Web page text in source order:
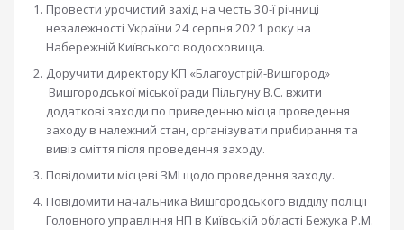
Провести урочистий захід на честь 30-ї річниці
незалежності України 24 серпня 2021 року на
Набережній Київського водосховища.
Доручити директору КП «Благоустрій-Вишгород»
Вишгородської міської ради Пільгуну В.С. вжити
додаткові заходи по приведенню місця проведення
заходу в належний стан, організувати прибирання та
вивіз сміття після проведення заходу.
Повідомити місцеві ЗМІ щодо проведення заходу.
Повідомити начальника Вишгородського відділу поліції
Головного управління НП в Київській області Бежука Р.М.